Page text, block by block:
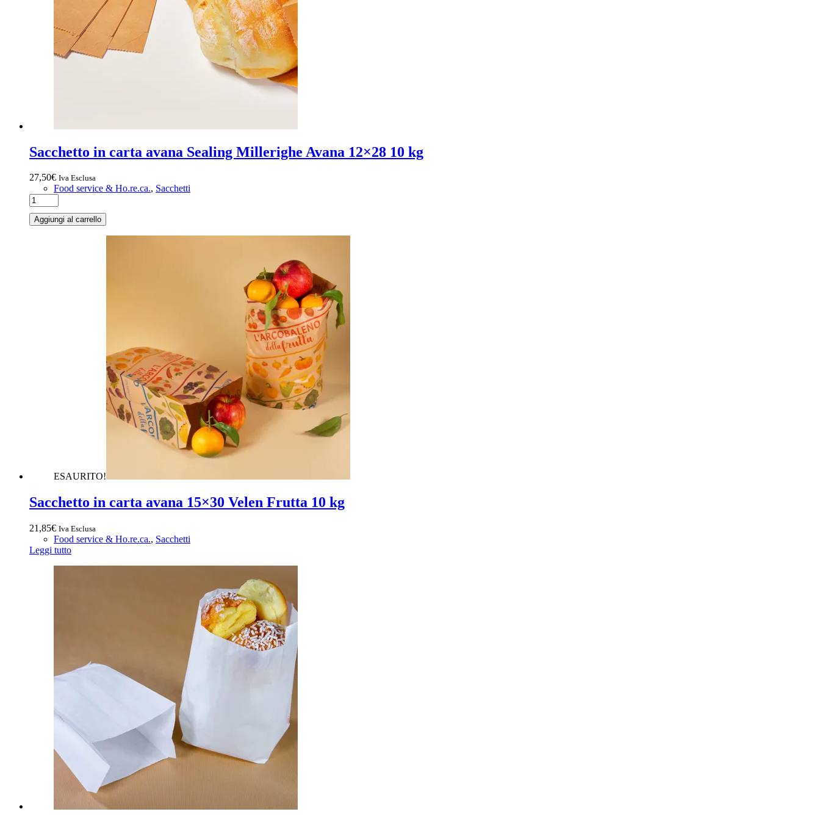
Sacchetto in carta avana Sealing Millerighe Avana 12×28 10 kg
27,50€ Iva Esclusa
Food service & Ho.re.ca., Sacchetti
Aggiungi al carrello
ESAURITO!
Sacchetto in carta avana 15×30 Velen Frutta 10 kg
21,85€ Iva Esclusa
Food service & Ho.re.ca., Sacchetti
Leggi tutto